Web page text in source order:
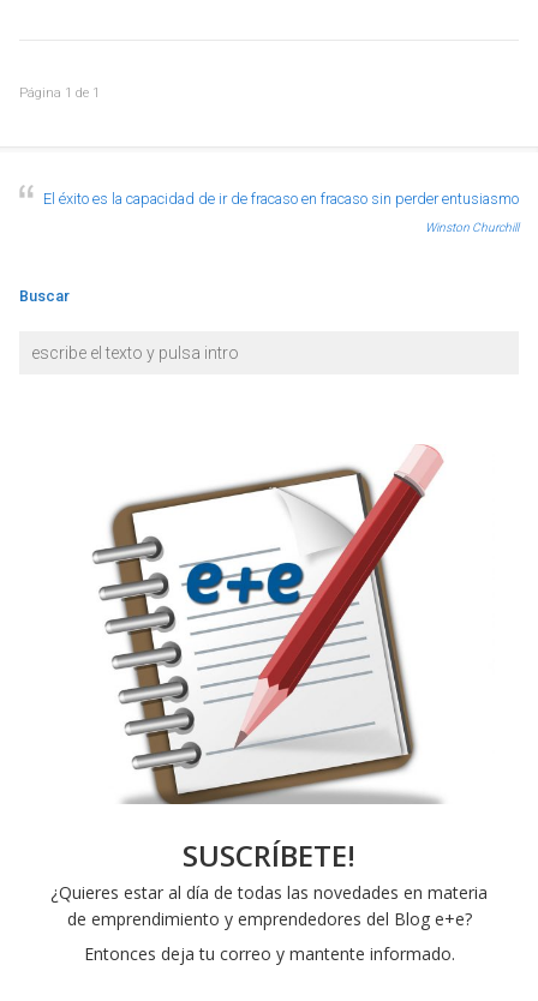
Página 1 de 1
El éxito es la capacidad de ir de fracaso en fracaso sin perder entusiasmo
Winston Churchill
Buscar
SUSCRÍBETE!
¿Quieres estar al día de todas las novedades en materia
de emprendimiento y emprendedores del Blog e+e?
Entonces deja tu correo y mantente informado.